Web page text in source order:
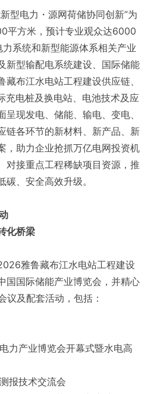
型电力・源网荷储协同创新”为
平方米，预计专业观众达6000
系统和新型能源体系相关产业
新型输配电系统建设、国际储能
布江水电站工程建设供应链、
充电桩及换电站、电池技术及应
呈现发电、储能、输电、变电、
链各环节的新材料、新产品、新
，助力企业抢抓万亿电网投资机
对接重点工程稀缺项目资源，推
、安全高效升级。
化桥梁
雅鲁藏布江水电站工程建设
国国际储能产业博览会，并精心
议及配套活动，包括：
力产业博览会开幕式暨水电高
报技术交流会